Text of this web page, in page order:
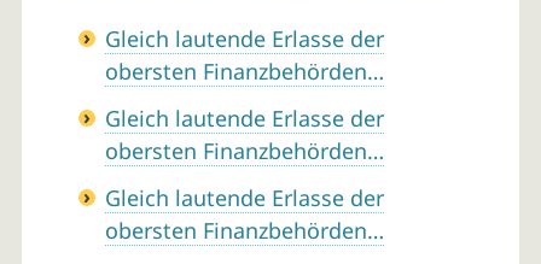
Gleich lautende Erlasse der
obersten Finanzbehörden…
Gleich lautende Erlasse der
obersten Finanzbehörden…
Gleich lautende Erlasse der
obersten Finanzbehörden…